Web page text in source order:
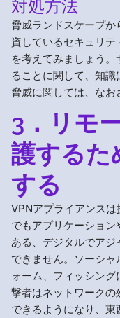
対処方法
脅威ランドスケープ
資しているセキュリ
を考えてみましょう
ることに関して、知
脅威に関しては、なお
3．リモ
護するた
する
VPNアプライアンス
でもアプリケーショ
ある、デジタルでア
できません。ソーシ
ォーム、フィッシン
撃者はネットワークの
できるようになり、